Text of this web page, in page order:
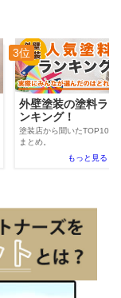
3位
外壁塗装の塗料ラ
ンキング！
塗装店から聞いたTOP100
まとめ。
もっと見る »